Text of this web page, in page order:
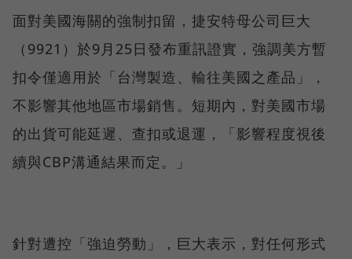
面對美國海關的強制扣留，捷安特母公司巨大
（9921）於9月25日發布重訊證實，強調美方暫
扣令僅適用於「台灣製造、輸往美國之產品」，
不影響其他地區市場銷售。短期內，對美國市場
的出貨可能延遲、查扣或退運，「影響程度視後
續與CBP溝通結果而定。」
針對遭控「強迫勞動」，巨大表示，對任何形式